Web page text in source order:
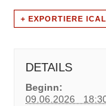
+ EXPORTIERE ICAL
DETAILS
Beginn:
09.06.2026